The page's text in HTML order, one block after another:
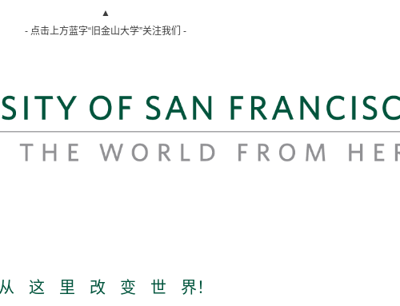
▲
- 点击上方蓝字“旧金山大学”关注我们 -
从 这 里 改 变 世 界！